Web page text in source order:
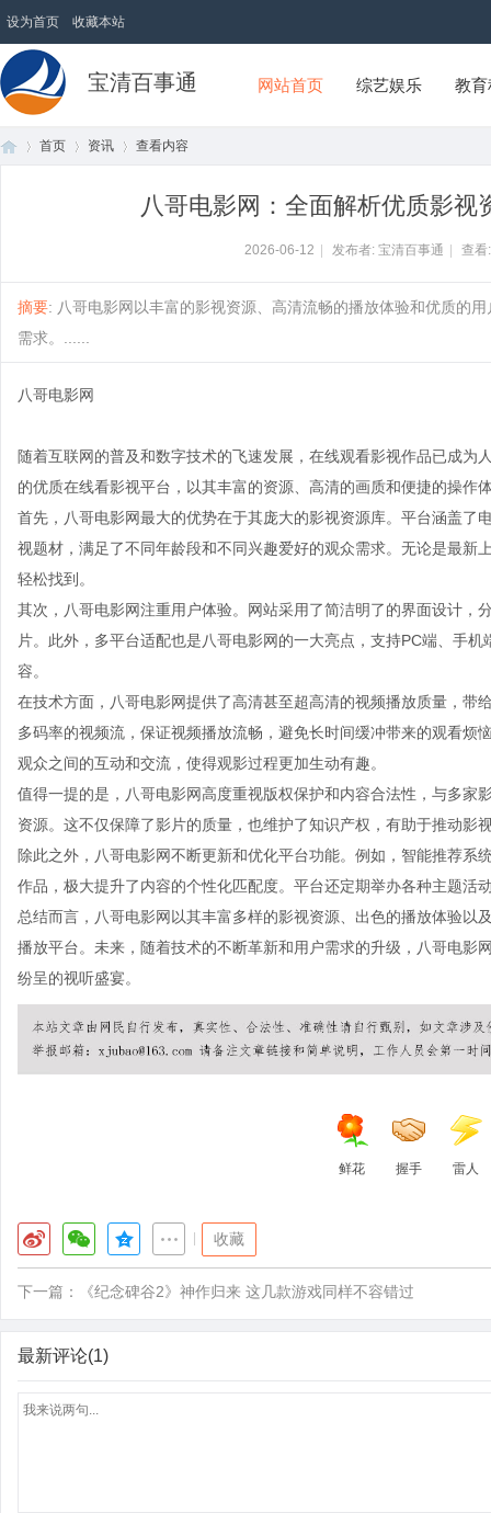
设为首页 收藏本站
宝清百事通 网站首页 综艺娱乐 教
首页 资讯 查看内容
八哥电影网：全面解析优质影
2026-06-12 发布者: 宝清百事通 查
摘要: 八哥电影网以丰富的影视资源、高清流畅的播放体验和优质的
需求。......
八哥电影网
随着互联网的普及和数字技术的飞速发展，在线观看影视作品已成
的优质在线看影视平台，以其丰富的资源、高清的画质和便捷的操作
首先，八哥电影网最大的优势在于其庞大的影视资源库。平台涵盖了
视题材，满足了不同年龄段和不同兴趣爱好的观众需求。无论是最新
轻松找到。
其次，八哥电影网注重用户体验。网站采用了简洁明了的界面设计，
片。此外，多平台适配也是八哥电影网的一大亮点，支持PC端、手
容。
在技术方面，八哥电影网提供了高清甚至超高清的视频播放质量，带
多码率的视频流，保证视频播放流畅，避免长时间缓冲带来的观看
观众之间的互动和交流，使得观影过程更加生动有趣。
值得一提的是，八哥电影网高度重视版权保护和内容合法性，与多家
资源。这不仅保障了影片的质量，也维护了知识产权，有助于推动影
除此之外，八哥电影网不断更新和优化平台功能。例如，智能推荐
作品，极大提升了内容的个性化匹配度。平台还定期举办各种主题活
总结而言，八哥电影网以其丰富多样的影视资源、出色的播放体验
播放平台。未来，随着技术的不断革新和用户需求的升级，八哥电影
纷呈的视听盛宴。
鲜花 握手 雷人
收藏
下一篇： 《纪念碑谷2》神作归来 这几款游戏同样不容错过
最新评论(1)